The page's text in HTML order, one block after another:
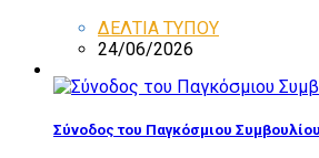
ΔΕΛΤΙΑ ΤΥΠΟΥ
24/06/2026
Σύνοδος του Παγκόσμιου